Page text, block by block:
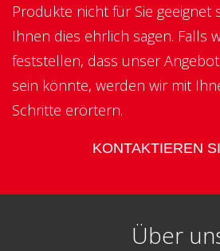
Produkte nicht für Sie geeignet
Ihnen dies ehrlich sagen. Falls
feststellen, dass unser
sein könnte, werden wir mit
Schritte erörtern.
KONTAKTIEREN
Über